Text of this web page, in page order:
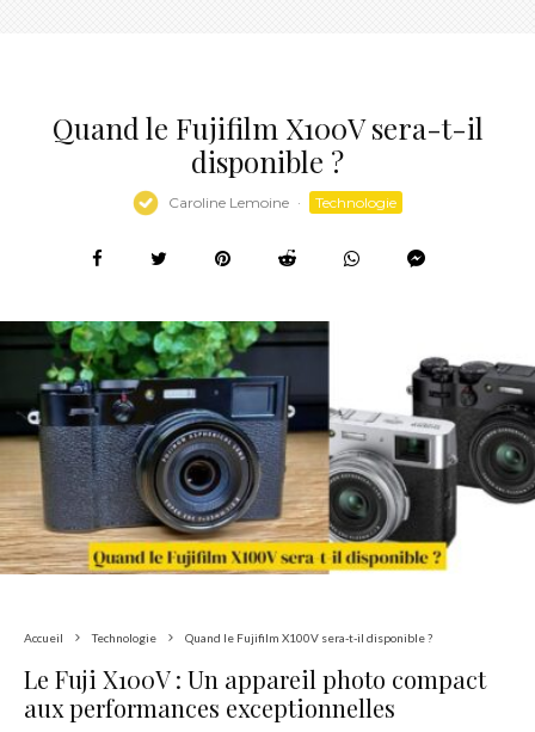
Quand le Fujifilm X100V sera-t-il
disponible ?
Caroline Lemoine · Technologie
Accueil Technologie Quand le Fujifilm X100V sera-t-il disponible ?
Le Fuji X100V : Un appareil photo compact
aux performances exceptionnelles